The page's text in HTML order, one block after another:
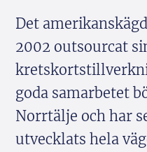
Det
2002 outsourcat
goda samarbetet
Norrtälje och har
utvecklats hela